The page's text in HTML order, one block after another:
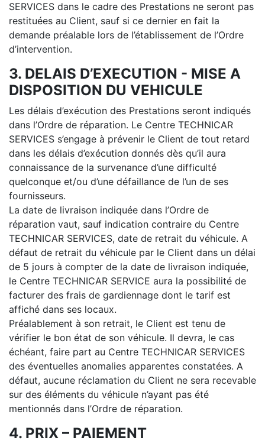
SERVICES dans le cadre des Prestations ne seront pas
restituées au Client, sauf si ce dernier en fait la
demande préalable lors de l’établissement de l’Ordre
d’intervention.
3. DELAIS D’EXECUTION - MISE A
DISPOSITION DU VEHICULE
Les délais d’exécution des Prestations seront indiqués
dans l’Ordre de réparation. Le Centre TECHNICAR
SERVICES s’engage à prévenir le Client de tout retard
dans les délais d’exécution donnés dès qu’il aura
connaissance de la survenance d’une difficulté
quelconque et/ou d’une défaillance de l’un de ses
fournisseurs.
La date de livraison indiquée dans l’Ordre de
réparation vaut, sauf indication contraire du Centre
TECHNICAR SERVICES, date de retrait du véhicule. A
défaut de retrait du véhicule par le Client dans un délai
de 5 jours à compter de la date de livraison indiquée,
le Centre TECHNICAR SERVICE aura la possibilité de
facturer des frais de gardiennage dont le tarif est
affiché dans ses locaux.
Préalablement à son retrait, le Client est tenu de
vérifier le bon état de son véhicule. Il devra, le cas
échéant, faire part au Centre TECHNICAR SERVICES
des éventuelles anomalies apparentes constatées. A
défaut, aucune réclamation du Client ne sera recevable
sur des éléments du véhicule n’ayant pas été
mentionnés dans l’Ordre de réparation.
4. PRIX – PAIEMENT